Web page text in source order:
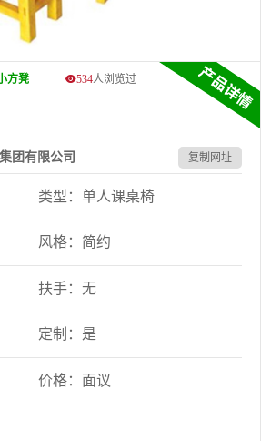
方凳 534人浏览过
团有限公司 复制网址
类型：单人课桌椅
风格：简约
扶手：无
定制：是
价格：面议